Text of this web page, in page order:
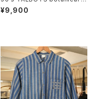
croll printed Irish linen sle
eveless Shirt
¥9,900